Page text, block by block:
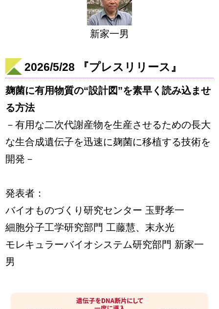
新家一男
2026/5/28 『プレスリリース』
麹菌に有用物質の“設計図”を素早く読み込ませ
る方法
－有用な二次代謝産物を生産させるための長大
な生合成遺伝子を迅速に麹菌に移植する技術を
開発－
発表者：
バイオものづくり研究センター 玉野孝一
細胞分子工学研究部門 工藤慧、末永光
モレキュラーバイオシステム研究部門 新家一
男